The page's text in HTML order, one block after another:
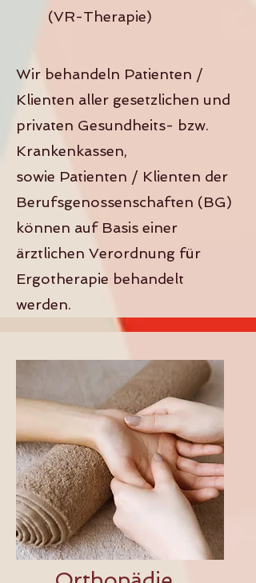
(VR-Therapie)
Wir behandeln Patienten /
Klienten aller gesetzlichen und
privaten Gesundheits- bzw.
Krankenkassen,
sowie Patienten / Klienten der
Berufsgenossenschaften (BG)
können auf Basis einer
ärztlichen Verordnung für
Ergotherapie behandelt
werden.